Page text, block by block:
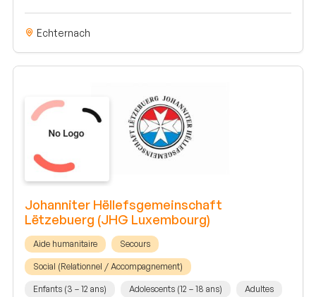
Echternach
Johanniter Hëllefsgemeinschaft
Lëtzebuerg (JHG Luxembourg)
Aide humanitaire Secours
Social (Relationnel / Accompagnement)
Enfants (3 – 12 ans) Adolescents (12 – 18 ans) Adultes